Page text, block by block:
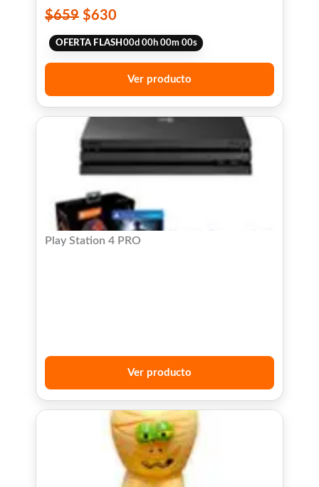
$659 $630
OFERTA FLASH 00d 00h 00m 00s
Ver producto
Play Station 4 PRO
Ver producto